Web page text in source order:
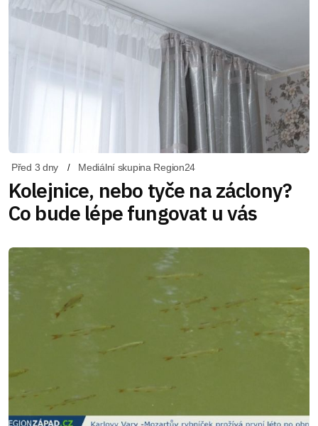
Před 3 dny Mediální skupina Region24
Kolejnice, nebo tyče na záclony?
Co bude lépe fungovat u vás